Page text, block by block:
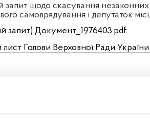
запит щодо скасування
самоврядування і депутаток
запит) Документ_1976403.pdf
лист Голови Верховної Ради